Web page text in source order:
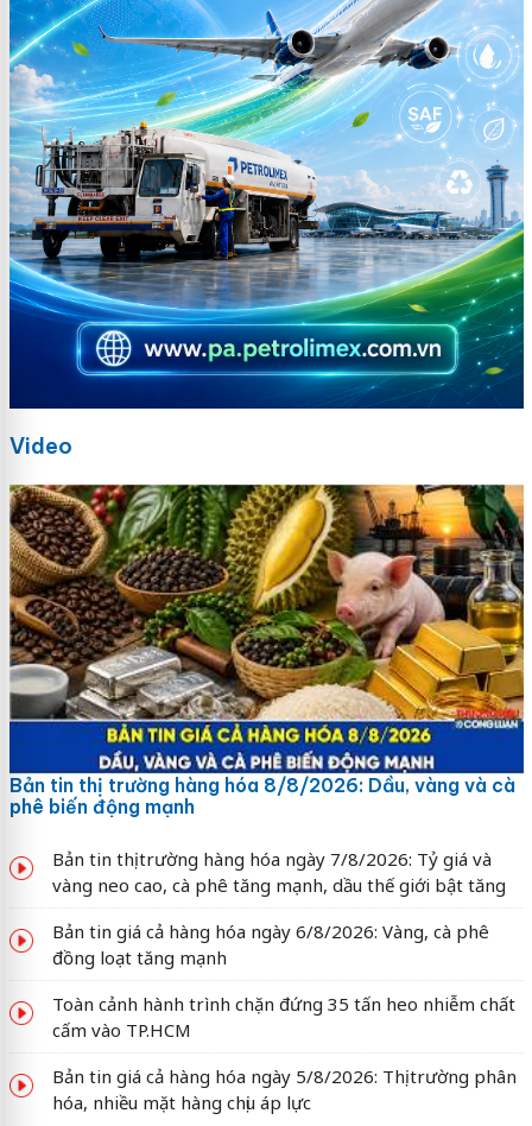
Video
Bản tin thị trường hàng hóa 8/8/2026: Dầu, vàng và cà
phê biến động mạnh
Bản tin thị trường hàng hóa ngày 7/8/2026: Tỷ giá và
vàng neo cao, cà phê tăng mạnh, dầu thế giới bật tăng
Bản tin giá cả hàng hóa ngày 6/8/2026: Vàng, cà phê
đồng loạt tăng mạnh
Toàn cảnh hành trình chặn đứng 35 tấn heo nhiễm chất
cấm vào TP.HCM
Bản tin giá cả hàng hóa ngày 5/8/2026: Thị trường phân
hóa, nhiều mặt hàng chịu áp lực